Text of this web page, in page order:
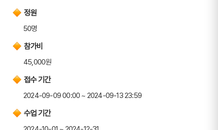
정원
50명
참가비
45,000원
접수 기간
2024-09-09 00:00 ~ 2024-09-13 23:59
수업 기간